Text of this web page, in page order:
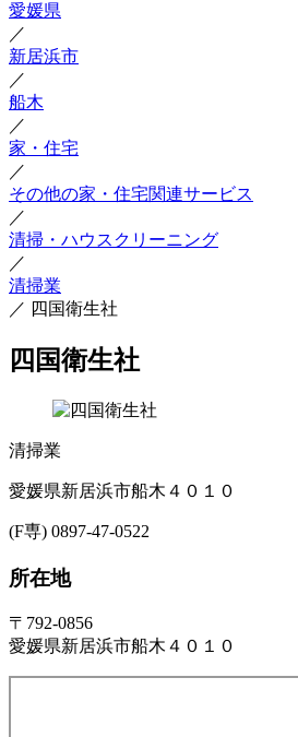
愛媛県
／
新居浜市
／
船木
／
家・住宅
／
その他の家・住宅関連サービス
／
清掃・ハウスクリーニング
／
清掃業
／ 四国衛生社
四国衛生社
清掃業
愛媛県新居浜市船木４０１０
(F専) 0897-47-0522
所在地
〒792-0856
愛媛県新居浜市船木４０１０